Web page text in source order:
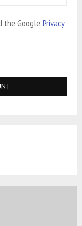
the Google Privacy